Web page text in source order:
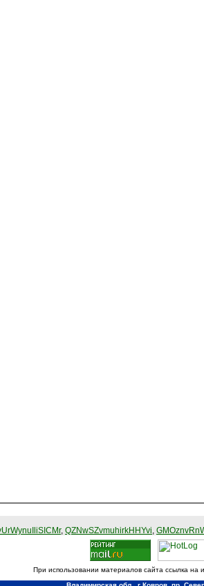
, QZNwSZvmuhirkHHYvi,
При использовании материалов сайта ссылка на